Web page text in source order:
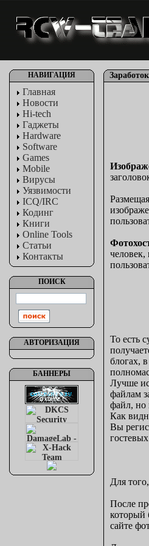
НАВИГАЦИЯ
Главная
Новости
Hi-tech
Гаджеты
Hardware
Software
Games
Mobile
Вирусы
Уязвимости
ICQ/IRC
Кодинг
Книги
Online Tools
Статьи
Контакты
ПОИСК
АВТОРИЗАЦИЯ
БАННЕРЫ
То есть
блогах,
Лучше
файлам
файл, но
Как
Вы
Для
После
который
сайте